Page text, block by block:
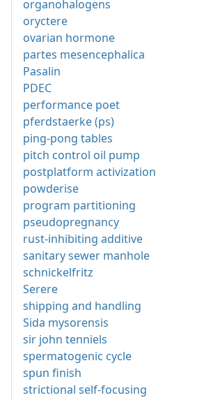
organohalogens
oryctere
ovarian hormone
partes mesencephalica
Pasalin
PDEC
performance poet
pferdstaerke (ps)
ping-pong tables
pitch control oil pump
postplatform activization
powderise
program partitioning
pseudopregnancy
rust-inhibiting additive
sanitary sewer manhole
schnickelfritz
Serere
shipping and handling
Sida mysorensis
sir john tenniels
spermatogenic cycle
spun finish
strictional self-focusing